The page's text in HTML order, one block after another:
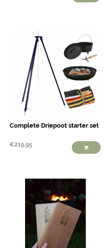
Complete Driepoot starter set
€219,95